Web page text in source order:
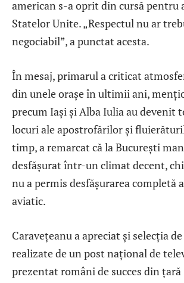
american s-a oprit din cursă pentru
Statelor Unite. „Respectul nu ar
negociabil”, a punctat acesta.
În mesaj, primarul a criticat
din unele orașe în ultimii ani,
precum Iași și Alba Iulia au devenit
locuri ale apostrofărilor și
timp, a remarcat că la București
desfășurat într-un climat decent,
nu a permis desfășurarea completă
aviatic.
Caravețeanu a apreciat și selecția
realizate de un post național de
prezentat români de succes din